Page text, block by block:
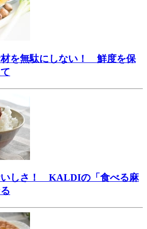
材を無駄にしない！ 鮮度を保
いしさ！ KALDIの「食べる麻